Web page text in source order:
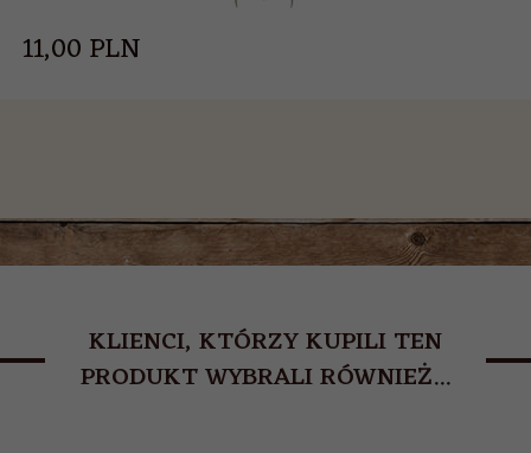
11,00PLN
KLIENCI, KTÓRZY KUPILI TEN
PRODUKT WYBRALI RÓWNIEŻ...